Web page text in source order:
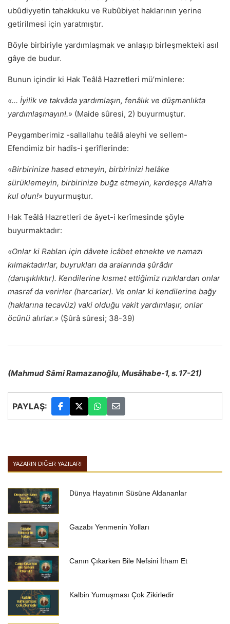
ubûdiyyetin tahakkuku ve Rubûbiyet haklarının yerine
getirilmesi için yaratmıştır.
Böyle birbiriyle yardımlaşmak ve anlaşıp birleşmekteki asıl
gâye de budur.
Bunun içindir ki Hak Teâlâ Hazretleri mü’minlere:
«... İyilik ve takvâda yardımlaşın, fenâlık ve düşmanlıkta
yardımlaşmayın!.» (Maide sûresi, 2) buyurmuştur.
Peygamberimiz -sallallahu teâlâ aleyhi ve sellem-
Efendimiz bir hadîs-i şerîflerinde:
«Birbirinize hased etmeyin, birbirinizi helâke
sürüklemeyin, birbirinize buğz etmeyin, kardeşçe Allah’a
kul olun!» buyurmuştur.
Hak Teâlâ Hazretleri de âyet-i kerîmesinde şöyle
buyurmaktadır:
«Onlar ki Rabları için dâvete icâbet etmekte ve namazı
kılmaktadırlar, buyrukları da aralarında şûrâdır
(danışıklıktır). Kendilerine kısmet ettiğimiz rızıklardan onlar
masraf da verirler (harcarlar). Ve onlar ki kendilerine bağy
(haklarına tecavüz) vaki olduğu vakit yardımlaşır, onlar
öcünü alırlar.» (Şûrâ sûresi; 38-39)
(Mahmud Sâmi Ramazanoğlu, Musâhabe-1, s. 17-21)
PAYLAŞ:
YAZARIN DIĞER YAZILARI
Dünya Hayatının Süsüne Aldananlar
Gazabı Yenmenin Yolları
Canın Çıkarken Bile Nefsini İtham Et
Kalbin Yumuşması Çok Zikirledir